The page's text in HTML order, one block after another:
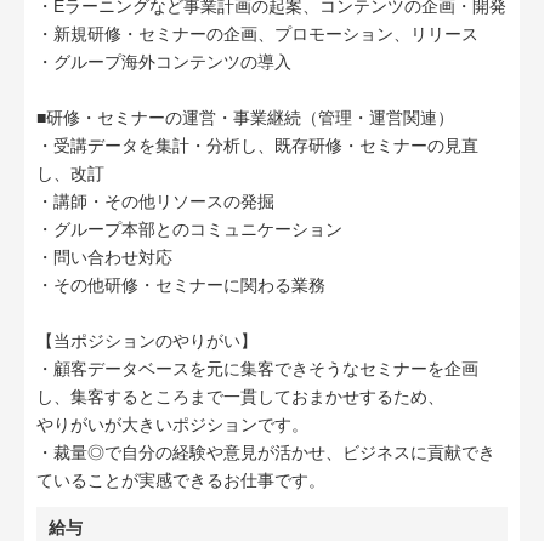
・Eラーニングなど事業計画の起案、コンテンツの企画・開発
・新規研修・セミナーの企画、プロモーション、リリース
・グループ海外コンテンツの導入
■研修・セミナーの運営・事業継続（管理・運営関連）
・受講データを集計・分析し、既存研修・セミナーの見直
し、改訂
・講師・その他リソースの発掘
・グループ本部とのコミュニケーション
・問い合わせ対応
・その他研修・セミナーに関わる業務
【当ポジションのやりがい】
・顧客データベースを元に集客できそうなセミナーを企画
し、集客するところまで一貫しておまかせするため、
やりがいが大きいポジションです。
・裁量◎で自分の経験や意見が活かせ、ビジネスに貢献でき
ていることが実感できるお仕事です。
給与